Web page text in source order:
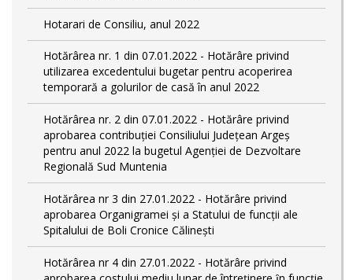
Hotarari de Consiliu, anul 2022
Hotărârea nr. 1 din 07.01.2022 - Hotărâre privind
utilizarea excedentului bugetar pentru acoperirea
temporară a golurilor de casă în anul 2022
Hotărârea nr. 2 din 07.01.2022 - Hotărâre privind
aprobarea contribuției Consiliului Județean Argeș
pentru anul 2022 la bugetul Agenției de Dezvoltare
Regională Sud Muntenia
Hotărârea nr 3 din 27.01.2022 - Hotărâre privind
aprobarea Organigramei și a Statului de funcții ale
Spitalului de Boli Cronice Călinești
Hotărârea nr 4 din 27.01.2022 - Hotărâre privind